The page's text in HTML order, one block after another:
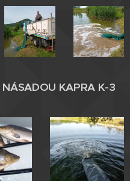
NÁSADOU KAPRA K-3